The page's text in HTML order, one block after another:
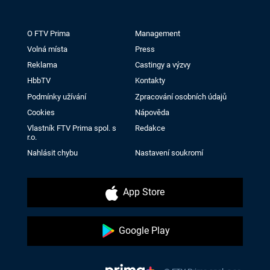
O FTV Prima
Management
Volná místa
Press
Reklama
Castingy a výzvy
HbbTV
Kontakty
Podmínky užívání
Zpracování osobních údajů
Cookies
Nápověda
Vlastník FTV Prima spol. s
r.o.
Redakce
Nahlásit chybu Nastavení soukromí
App Store
Google Play